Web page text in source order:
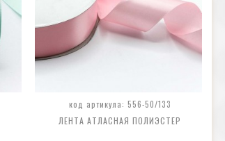
код артикула: 556-50/133
ЛЕНТА АТЛАСНАЯ ПОЛИЭСТЕР